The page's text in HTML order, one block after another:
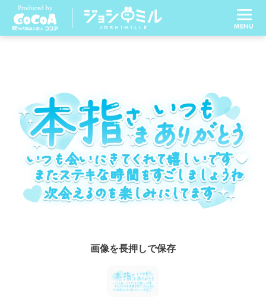
画像を長押しで保存